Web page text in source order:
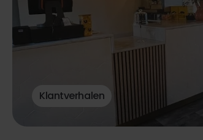
Klantverhalen